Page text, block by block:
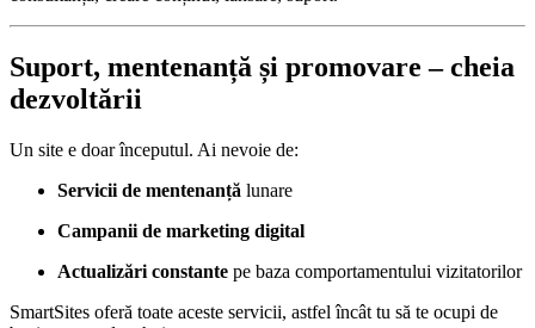
Suport, mentenanță și promovare – cheia
dezvoltării
Un site e doar începutul. Ai nevoie de:
Servicii de mentenanță lunare
Campanii de marketing digital
Actualizări constante pe baza comportamentului vizitatorilor
SmartSites oferă toate aceste servicii, astfel încât tu să te ocupi de